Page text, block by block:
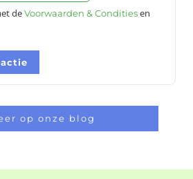
deVoorwaarden & Conditiesen
op onze blog